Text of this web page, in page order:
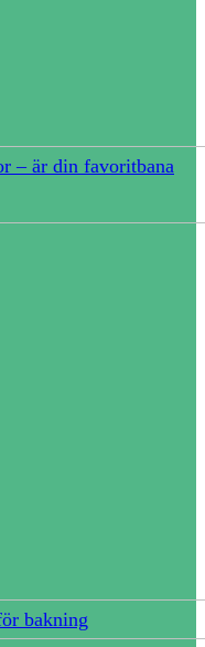
– är din favoritbana
bakning